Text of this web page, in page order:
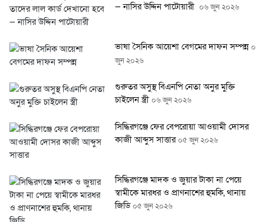
— নাসির উদ্দিন পাটোয়ারী০৬ জুন ২০২৬
ভাষা সৈনিক আয়েশা বেগমের দাফন সম্পন্ন০৬
জুন ২০২৬
গুরুতর অসুস্থ বিএনপি নেতা অনুর মুক্তি
চাইলেন স্ত্রী০৬ জুন ২০২৬
সিদ্ধিরগঞ্জে ফের বেপরোয়া আওয়ামী দোসর
কাজী আব্দুস সাত্তার০৫ জুন ২০২৬
সিদ্ধিরগঞ্জে মাদক ও জুয়ার টাকা না পেয়ে
স্বামীকে মারধর ও প্রাণনাশের হুমকি, থানায়
জিডি০৫ জুন ২০২৬